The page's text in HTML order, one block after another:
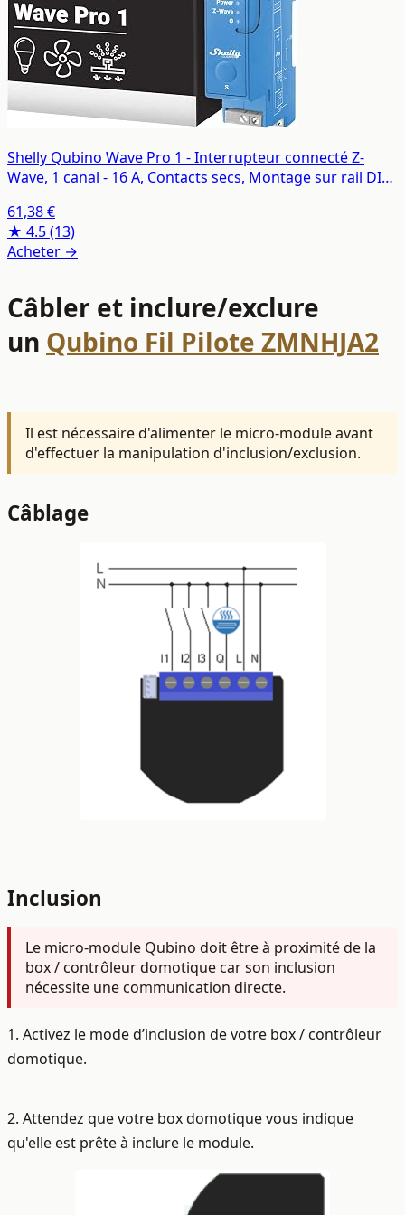
Shelly Qubino Wave Pro 1 - Interrupteur connecté Z-
Wave, 1 canal - 16 A, Contacts secs, Montage sur rail DIN,
61,38 €
★ 4.5(13)
Acheter →
Câbler et inclure/exclure
un Qubino Fil Pilote ZMNHJA2
Il est nécessaire d'alimenter le micro-module avant
d'effectuer la manipulation d'inclusion/exclusion.
Câblage
Inclusion
Le micro-module Qubino doit être à proximité de la
box / contrôleur domotique car son inclusion
nécessite une communication directe.
1. Activez le mode d’inclusion de votre box / contrôleur
domotique.
2. Attendez que votre box domotique vous indique
qu'elle est prête à inclure le module.